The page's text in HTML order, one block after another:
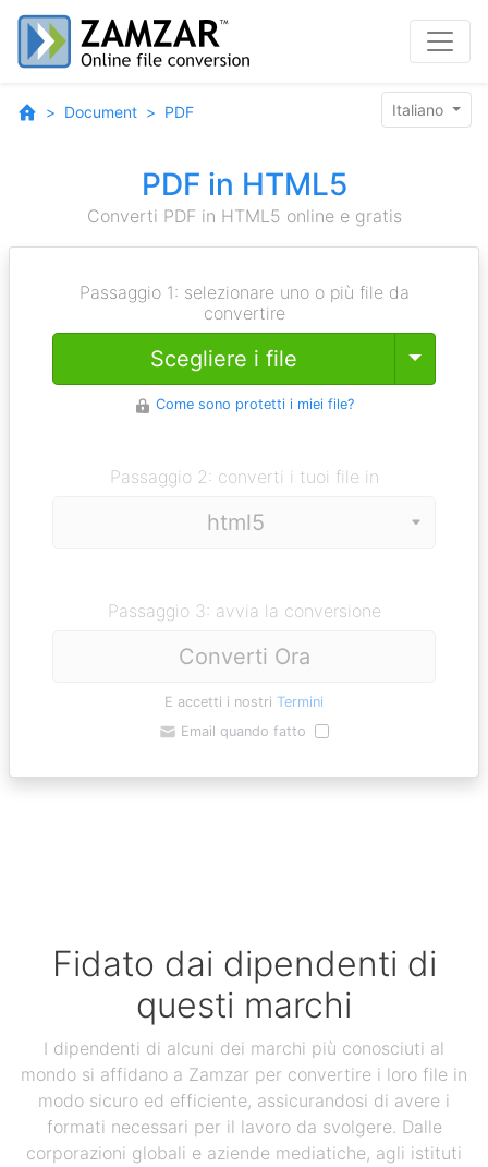
Document PDF Italiano
PDF in HTML5
Converti PDF in HTML5 online e gratis
Passaggio 1: selezionare uno o più file da
convertire
Scegliere i file Toggle
Come sono protetti i miei file?
Passaggio 2: converti i tuoi file in
Passaggio 3: avvia la conversione
Converti Ora
E accetti i nostri Termini
Email quando fatto
Fidato dai dipendenti di
questi marchi
I dipendenti di alcuni dei marchi più conosciuti al
mondo si affidano a Zamzar per convertire i loro file in
modo sicuro ed efficiente, assicurandosi di avere i
formati necessari per il lavoro da svolgere. Dalle
corporazioni globali e aziende mediatiche, agli istituti